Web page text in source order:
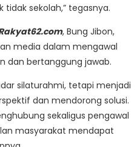
sekolah,” tegasnya.
, Bung Jibon,
media dalam mengawal
dan bertanggung jawab.
silaturahmi, tetapi menjadi
dan mendorong solusi.
sekaligus pengawal
masyarakat mendapat